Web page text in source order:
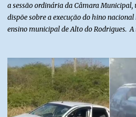
a sessão ordinária da Câmara Municipal,
dispõe sobre a execução do hino nacional
ensino municipal de Alto do Rodrigues. A
nacionais e da formação da cidadania. O
a execução do hino nacional ocorra uma
definido pela Secretaria Municipal de
previsto também que as escolas da rede
municipal deverão promover a discussão